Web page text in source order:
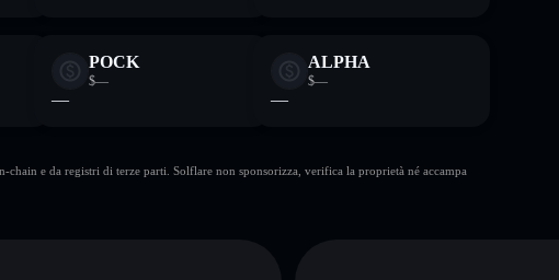
POCK
$—
—
ALPHA
$—
—
e da registri di terze parti. Solflare non sponsorizza, verifica la proprietà né accampa